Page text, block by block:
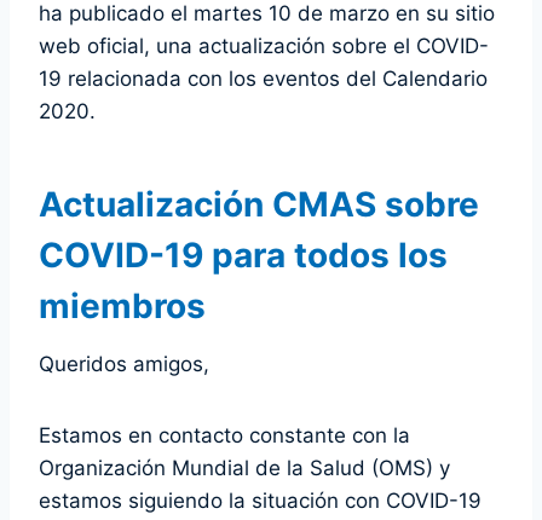
ha publicado el martes 10 de marzo en su sitio
web oficial, una actualización sobre el COVID-
19 relacionada con los eventos del Calendario
2020.
Actualización CMAS sobre
COVID-19 para todos los
miembros
Queridos amigos,
Estamos en contacto constante con la
Organización Mundial de la Salud (OMS) y
estamos siguiendo la situación con COVID-19